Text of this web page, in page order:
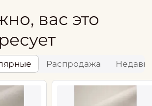
вас это
Распродажа